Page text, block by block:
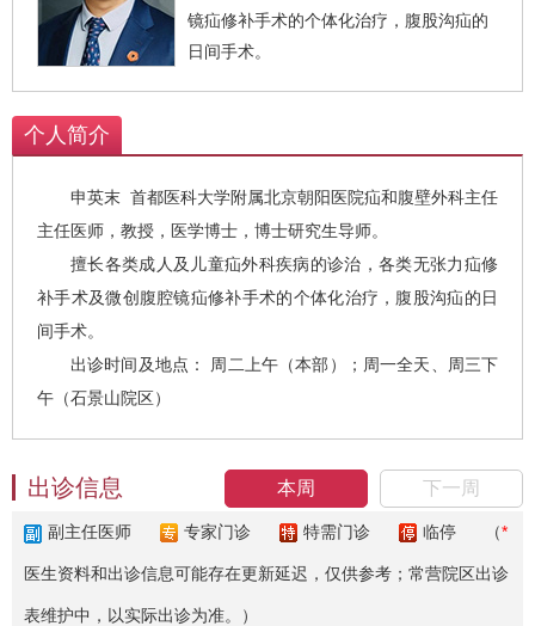
镜疝修补手术的个体化治疗，腹股沟疝的
日间手术。
个人简介
申英末 首都医科大学附属北京朝阳医院疝和腹壁外科主任
主任医师，教授，医学博士，博士研究生导师。
擅长各类成人及儿童疝外科疾病的诊治，各类无张力疝修
补手术及微创腹腔镜疝修补手术的个体化治疗，腹股沟疝的日
间手术。
出诊时间及地点： 周二上午（本部）；周一全天、周三下
午（石景山院区）
本周 下一周
出诊信息
副主任医师 专家门诊 特需门诊 临停 （*
医生资料和出诊信息可能存在更新延迟，仅供参考；常营院区出诊
表维护中，以实际出诊为准。）